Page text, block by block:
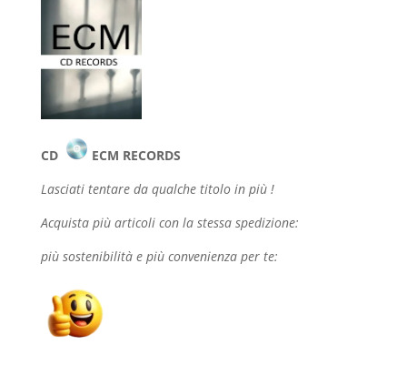
CD
ECM RECORDS
Lasciati tentare da qualche titolo in più !
Acquista più articoli con la stessa spedizione:
più sostenibilità e più convenienza per te: